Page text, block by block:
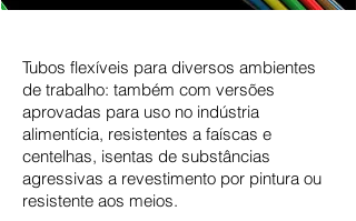
Tubos flexíveis para diversos ambientes
de trabalho: também com versões
aprovadas para uso no indústria
alimentícia, resistentes a faíscas e
centelhas, isentas de substâncias
agressivas a revestimento por pintura ou
resistente aos meios.